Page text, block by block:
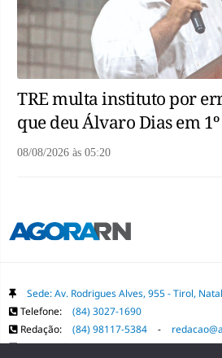
TRE multa instituto por
que deu Álvaro Dias em 1º
08/08/2026 às 05:20
Sede: Av. Rodrigues Alves, 955 - Tirol,
Telefone:
(84) 3027-1690
Redação:
(84) 98117-5384 -
Comercial: (84) 98117-1718 -